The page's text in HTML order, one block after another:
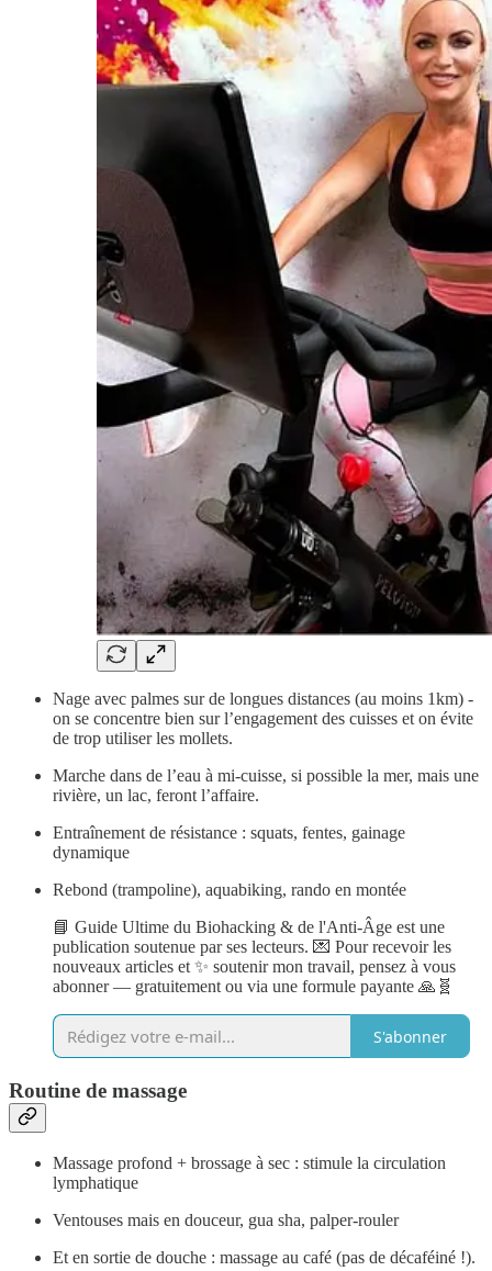
Nage avec palmes sur de longues distances (au moins 1km) -
on se concentre bien sur l’engagement des cuisses et on évite
de trop utiliser les mollets.
Marche dans de l’eau à mi-cuisse, si possible la mer, mais une
rivière, un lac, feront l’affaire.
Entraînement de résistance : squats, fentes, gainage
dynamique
Rebond (trampoline), aquabiking, rando en montée
📘 Guide Ultime du Biohacking & de l'Anti-Âge est une
publication soutenue par ses lecteurs. 💌 Pour recevoir les
nouveaux articles et ✨ soutenir mon travail, pensez à vous
abonner — gratuitement ou via une formule payante 🙏🧬
S'abonner
Routine de massage
Massage profond + brossage à sec : stimule la circulation
lymphatique
Ventouses mais en douceur, gua sha, palper-rouler
Et en sortie de douche : massage au café (pas de décaféiné !).